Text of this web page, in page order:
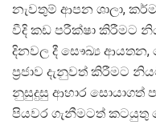
නැවතුම් ආපන ශාලා,
වීදි කඩ පරීක්ෂා කිරීමට
දිනවල දී සෞඛ්‍ය ආයතන,
ප්‍රජාව දැනුවත් කිරීමට
නුසුදුසු ආහාර සොයාගත්
පියවර ගැනීමටත් කටයුතු